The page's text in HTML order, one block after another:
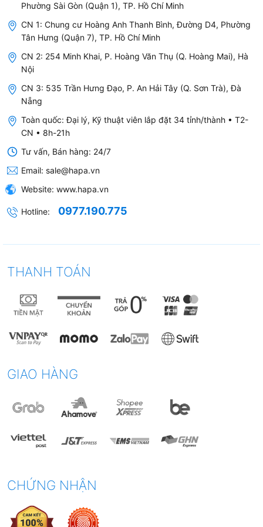
Khi nhấc nồi ra khỏi bếp, quá trình tạo nhiệt lập
tức dừng lại, giúp bếp tiết kiệm năng lượng và
đảm bảo an toàn khi sử dụng.
Điều kiện để bếp từ hoạt động:
Chỉ hoạt động khi có nồi chảo có đáy nhiễm từ.
Nếu sử dụng nồi thủy tinh, nhôm, đồng hoặc
gốm sứ không có từ tính, bếp sẽ không làm
nóng.
Bếp cần nguồn điện ổn định để đảm bảo hiệu
suất nấu nướng.
Hệ thống cảm biến và vi xử lý giúp điều chỉnh
công suất, bảo vệ quá nhiệt và tự động ngắt khi
4. Ưu điểm khi sử dụng Bếp
Bếp từ ngày càng trở thành lựa chọn phổ biến trong
Phường Sài Gòn (Quận 1), TP. Hồ Chí Minh
CN 1: Chung cư Hoàng Anh Thanh Bình, Đường D4, Phường
Tân Hưng (Quận 7), TP. Hồ Chí Minh
CN 2: 254 Minh Khai, P. Hoàng Văn Thụ (Q. Hoàng Mai), Hà
Nội
CN 3: 535 Trần Hưng Đạo, P. An Hải Tây (Q. Sơn Trà), Đà
Nẵng
Toàn quốc: Đại lý, Kỹ thuật viên lắp đặt 34 tỉnh/thành • T2-
CN • 8h-21h
Tư vấn, Bán hàng: 24/7
Email: sale@hapa.vn
Website: www.hapa.vn
Hotline: 0977.190.775
THANH TOÁN
GIAO HÀNG
CHỨNG NHẬN